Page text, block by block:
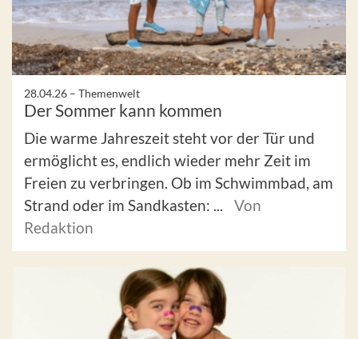
28.04.26 – Themenwelt
Der Sommer kann kommen
Die warme Jahreszeit steht vor der Tür und
ermöglicht es, endlich wieder mehr Zeit im
Freien zu verbringen. Ob im Schwimmbad, am
Strand oder im Sandkasten: ...
Von
Redaktion